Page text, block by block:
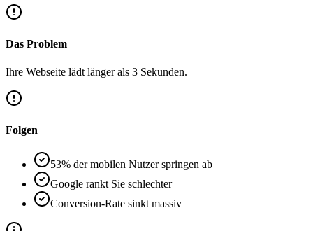
Das Problem
Ihre Webseite lädt länger als 3 Sekunden.
Folgen
53% der mobilen Nutzer springen ab
Google rankt Sie schlechter
Conversion-Rate sinkt massiv